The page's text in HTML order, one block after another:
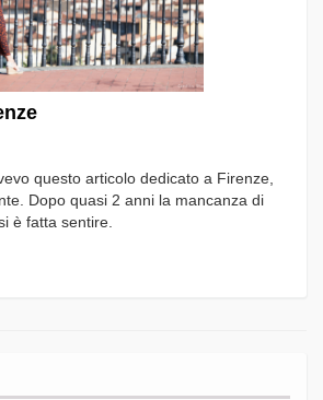
questo articolo dedicato a Firenze,
Dopo quasi 2 anni la mancanza di
è fatta sentire.